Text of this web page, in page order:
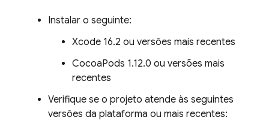
Instalar o seguinte:
Xcode 16.2 ou versões mais recentes
CocoaPods 1.12.0 ou versões mais
recentes
Verifique se o projeto atende às seguintes
versões da plataforma ou mais recentes: